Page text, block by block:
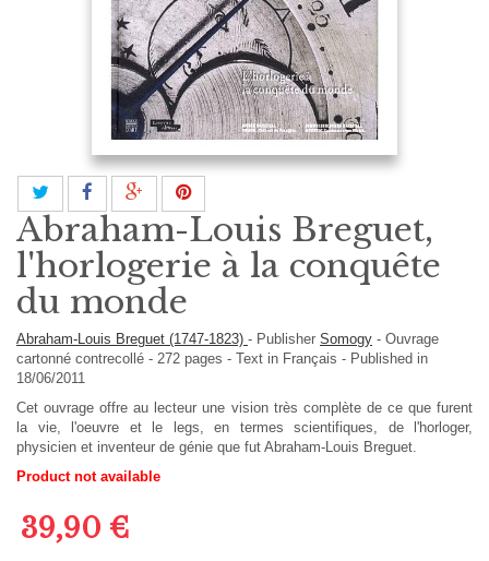
Abraham-Louis Breguet,
l'horlogerie à la conquête
du monde
Abraham-Louis Breguet (1747-1823) - Publisher Somogy - Ouvrage
cartonné contrecollé - 272 pages - Text in Français - Published in
18/06/2011
Cet ouvrage offre au lecteur une vision très complète de ce que furent
la vie, l'oeuvre et le legs, en termes scientifiques, de l'horloger,
physicien et inventeur de génie que fut Abraham-Louis Breguet.
Product not available
39,90 €